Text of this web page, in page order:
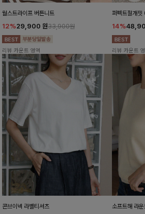
월스트라이프 버튼니트
12%29,900 원33,900원
리뷰 카운트 영역
퍼펙트절개
14%
리뷰 카운트
콘브이넥 라벨티셔츠 소프트해 라